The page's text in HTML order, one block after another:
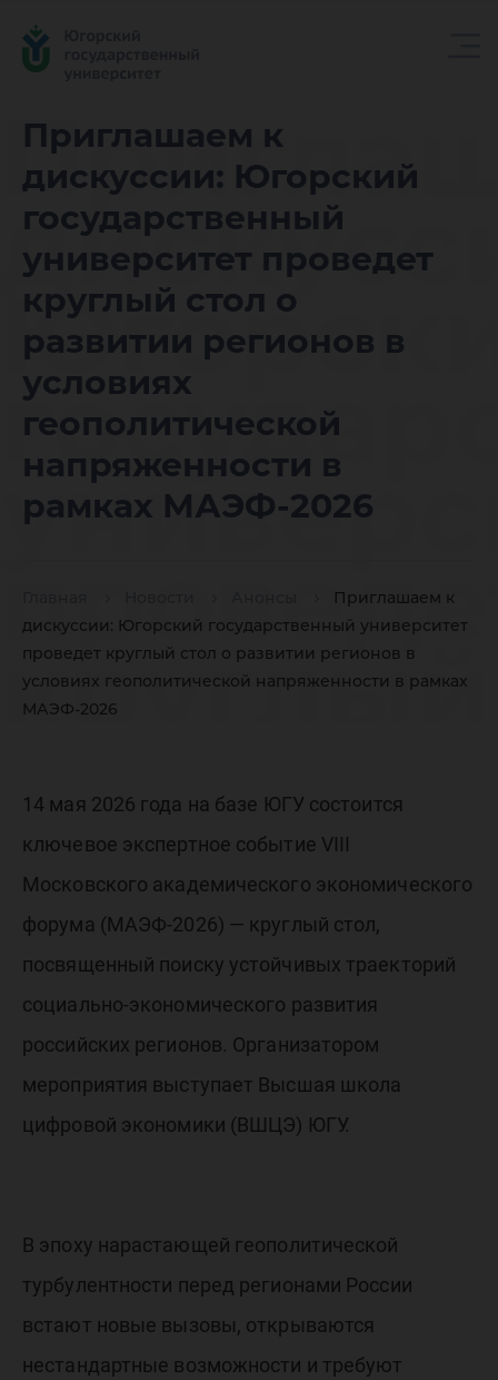
Приглашаем к
дискуссии: Югорский
государственный
университет проведет
круглый стол о
развитии регионов в
условиях
геополитической
напряженности в
рамках МАЭФ-2026
Приглашаем к
дискуссии: Югорский государственный университет
проведет круглый стол о развитии регионов в
условиях геополитической напряженности в рамках
МАЭФ-2026
рамках
МАЭФ-
14 мая 2026 года на базе ЮГУ состоится
ключевое экспертное событие VIII
Московского академического экономического
форума (МАЭФ-2026) — круглый стол,
посвященный поиску устойчивых траекторий
социально-экономического развития
российских регионов. Организатором
мероприятия выступает Высшая школа
цифровой экономики (ВШЦЭ) ЮГУ.
В эпоху нарастающей геополитической
турбулентности перед регионами России
встают новые вызовы, открываются
нестандартные возможности и требуют